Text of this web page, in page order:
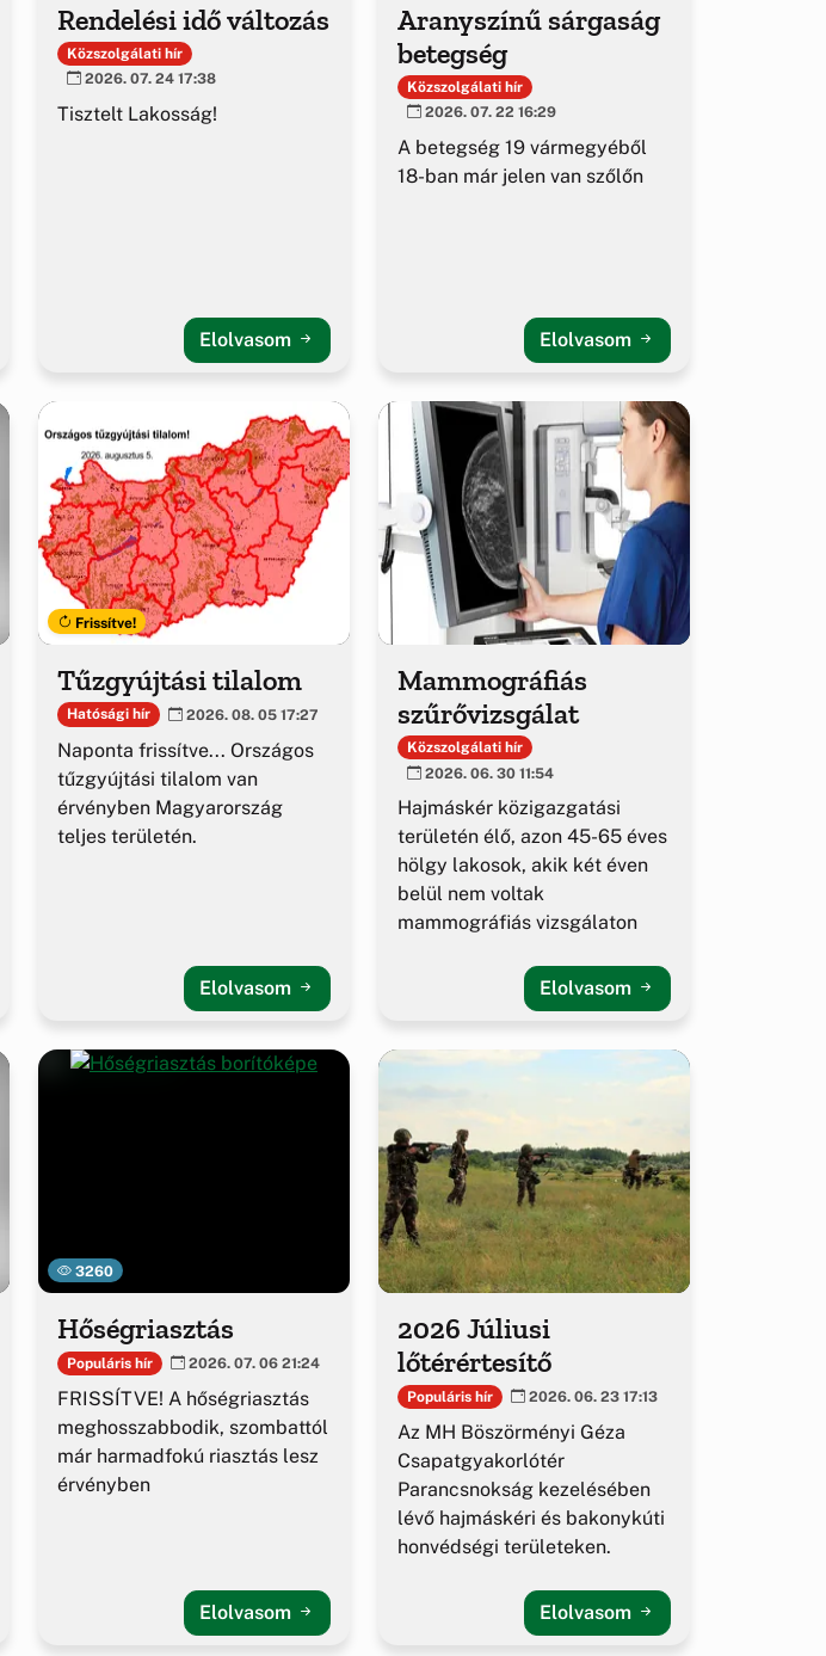
Rendelési idő változás
Közszolgálati hír
2026. 07. 24 17:38
Tisztelt Lakosság!
Elolvasom
Aranyszínű sárgaság
betegség
Közszolgálati hír
2026. 07. 22 16:29
A betegség 19 vármegyéből
18-ban már jelen van szőlőn
Elolvasom
Frissítve!
Tűzgyújtási tilalom
Hatósági hír 2026. 08. 05 17:27
Naponta frissítve... Országos
tűzgyújtási tilalom van
érvényben Magyarország
teljes területén.
Elolvasom
Mammográfiás
szűrővizsgálat
Közszolgálati hír
2026. 06. 30 11:54
Hajmáskér közigazgatási
területén élő, azon 45-65 éves
hölgy lakosok, akik két éven
belül nem voltak
mammográfiás vizsgálaton
Elolvasom
3260
Hőségriasztás
Populáris hír 2026. 07. 06 21:24
FRISSÍTVE! A hőségriasztás
meghosszabbodik, szombattól
már harmadfokú riasztás lesz
érvényben
Elolvasom
2026 Júliusi
lőtérértesítő
Populáris hír 2026. 06. 23 17:13
Az MH Böszörményi Géza
Csapatgyakorlótér
Parancsnokság kezelésében
lévő hajmáskéri és bakonykúti
honvédségi területeken.
Elolvasom